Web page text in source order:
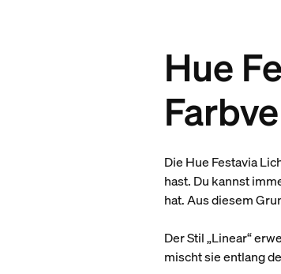
Hue
Die Hue Festavia
hast. Du kannst
hat. Aus diesem
Der Stil „Linear“
mischt sie entlang